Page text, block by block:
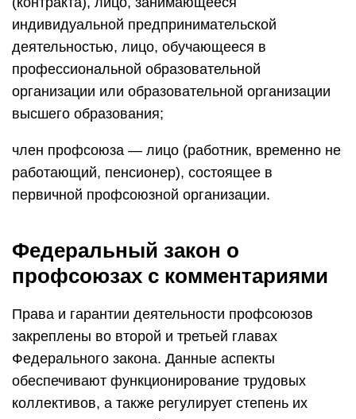
индивидуальной предпринимательской
деятельностью, лицо, обучающееся в
профессиональной образовательной
организации или образовательной организации
высшего образования;
член профсоюза — лицо (работник, временно не
работающий, пенсионер), состоящее в
первичной профсоюзной организации.
Федеральный закон о
профсоюзах с комментариями
Права и гарантии деятельности профсоюзов
закреплены во второй и третьей главах
Федерального закона. Данные аспекты
обеспечивают функционирование трудовых
коллективов, а также регулирует степень их